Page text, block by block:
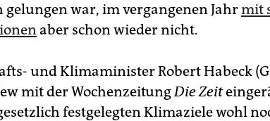
gelungen war, im vergangenen Jahrmit
aber schon wieder nicht.
und Klimaminister Robert Habeck
mit der WochenzeitungDie Zeit
festgelegten Klimaziele wohl